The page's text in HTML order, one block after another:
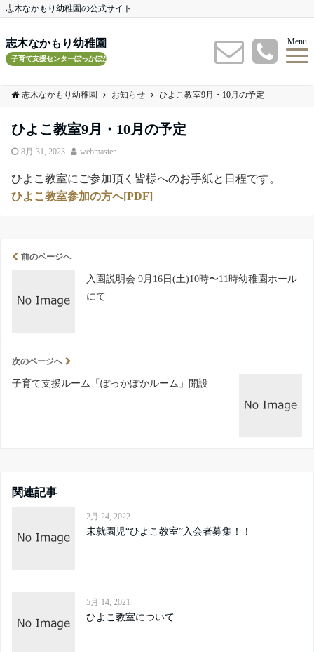
志木なかもり幼稚園の公式サイト
志木なかもり幼稚園
子育て支援センターぽっかぽかルーム
Menu
志木なかもり幼稚園 お知らせ ひよこ教室9月・10月の予定
ひよこ教室9月・10月の予定
8月 31, 2023 webmaster
ひよこ教室にご参加頂く皆様へのお手紙と日程です。
ひよこ教室参加の方へ[PDF]
前のページへ
入園説明会 9月16日(土)10時〜11時幼稚園ホール
にて
次のページへ
子育て支援ルーム「ぽっかぽかルーム」開設
関連記事
2月 24, 2022
未就園児“ひよこ教室”入会者募集！！
5月 14, 2021
ひよこ教室について